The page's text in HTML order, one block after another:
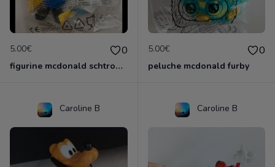
5.00€ 0
figurine mcdonald schtroumpf
5.00€ 0
peluche mcdonald furby
Caroline B Caroline B